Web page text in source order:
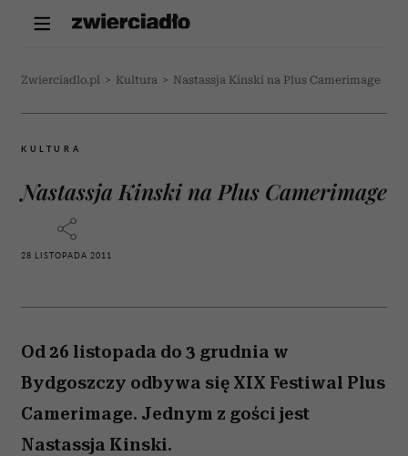
Zwierciadlo.pl > Kultura > Nastassja Kinski na Plus Camerimage
KULTURA
Nastassja Kinski na Plus Camerimage
28 LISTOPADA 2011
Od 26 listopada do 3 grudnia w
Bydgoszczy odbywa się XIX Festiwal Plus
Camerimage. Jednym z gości jest
Nastassja Kinski.